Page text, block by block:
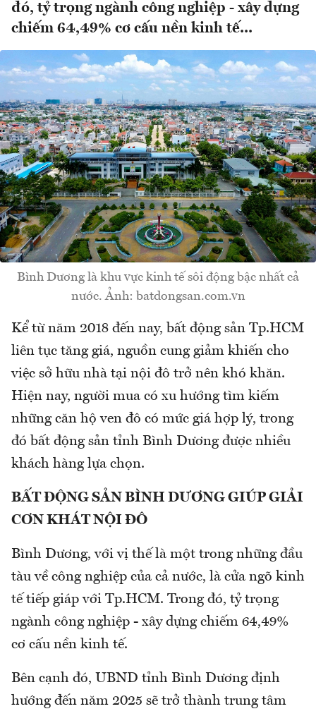
đó, tỷ trọng ngành công nghiệp - xây dựng
chiếm 64,49% cơ cấu nền kinh tế...
Bình Dương là khu vực kinh tế sôi động bậc nhất cả
nước. Ảnh: batdongsan.com.vn
Kể từ năm 2018 đến nay, bất động sản Tp.HCM
liên tục tăng giá, nguồn cung giảm khiến cho
việc sở hữu nhà tại nội đô trở nên khó khăn.
Hiện nay, người mua có xu hướng tìm kiếm
những căn hộ ven đô có mức giá hợp lý, trong
đó bất động sản tỉnh Bình Dương được nhiều
khách hàng lựa chọn.
BẤT ĐỘNG SẢN BÌNH DƯƠNG GIÚP GIẢI
CƠN KHÁT NỘI ĐÔ
Bình Dương, với vị thế là một trong những đầu
tàu về công nghiệp của cả nước, là cửa ngõ kinh
tế tiếp giáp với Tp.HCM. Trong đó, tỷ trọng
ngành công nghiệp - xây dựng chiếm 64,49%
cơ cấu nền kinh tế.
Bên cạnh đó, UBND tỉnh Bình Dương định
hướng đến năm 2025 sẽ trở thành trung tâm